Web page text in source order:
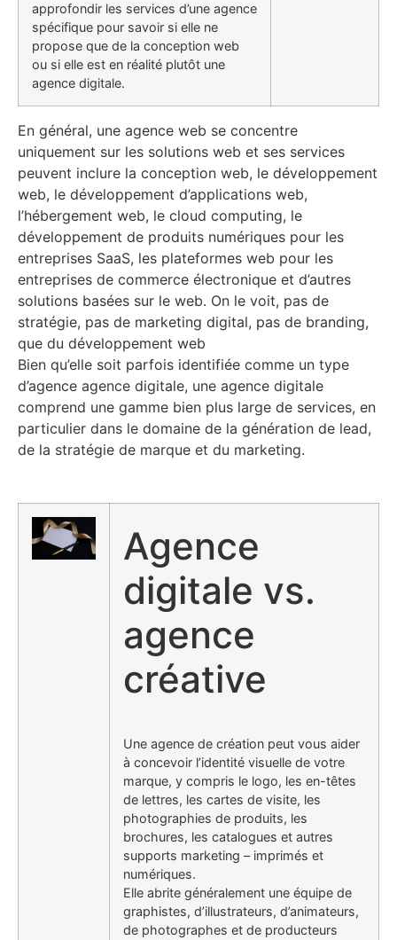
approfondir les services d’une agence
spécifique pour savoir si elle ne
propose que de la conception web
ou si elle est en réalité plutôt une
agence digitale.
​En général, une agence web se concentre
uniquement sur les solutions web et ses services
peuvent inclure la conception web, le développement
web, le développement d’applications web,
l’hébergement web, le cloud computing, le
développement de produits numériques pour les
entreprises SaaS, les plateformes web pour les
entreprises de commerce électronique et d’autres
solutions basées sur le web. On le voit, pas de
stratégie, pas de marketing digital, pas de branding,
que du développement web
Bien qu’elle soit parfois identifiée comme un type
d’agence agence digitale, une agence digitale
comprend une gamme bien plus large de services, en
particulier dans le domaine de la génération de lead,
de la stratégie de marque et du marketing.
Agence
digitale vs.
agence
créative
Une agence de création peut vous aider
à concevoir l’identité visuelle de votre
marque, y compris le logo, les en-têtes
de lettres, les cartes de visite, les
photographies de produits, les
brochures, les catalogues et autres
supports marketing – imprimés et
numériques.
Elle abrite généralement une équipe de
graphistes, d’illustrateurs, d’animateurs,
de photographes et de producteurs